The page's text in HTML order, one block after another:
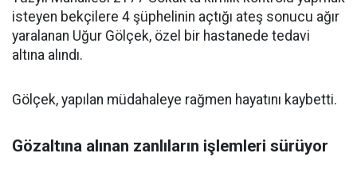
isteyen bekçilere 4 şüphelinin açtığı ateş sonucu ağır
yaralanan Uğur Gölçek, özel bir hastanede tedavi
altına alındı.
Gölçek, yapılan müdahaleye rağmen hayatını kaybetti.
Gözaltına alınan zanlıların işlemleri sürüyor